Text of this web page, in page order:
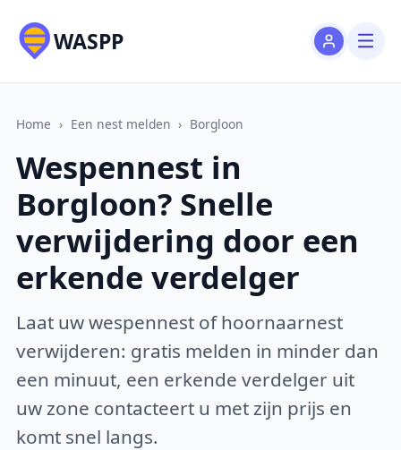
WASPP
Home › Een nest melden › Borgloon
Wespennest in
Borgloon? Snelle
verwijdering door een
erkende verdelger
Laat uw wespennest of hoornaarnest
verwijderen: gratis melden in minder dan
een minuut, een erkende verdelger uit
uw zone contacteert u met zijn prijs en
komt snel langs.